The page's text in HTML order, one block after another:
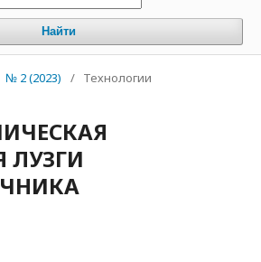
Найти
№ 2 (2023) / Технологии
ЛУЗГИ